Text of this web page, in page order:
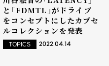
と「FDMTL」がドライブ
をコンセプトにしたカプセ
ルコレクションを発表
TOPICS 2022.04.14